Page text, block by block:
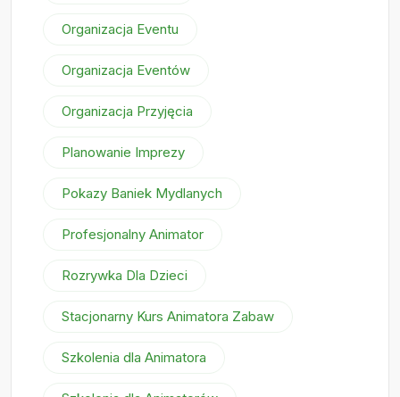
Organizacja Eventu
Organizacja Eventów
Organizacja Przyjęcia
Planowanie Imprezy
Pokazy Baniek Mydlanych
Profesjonalny Animator
Rozrywka Dla Dzieci
Stacjonarny Kurs Animatora Zabaw
Szkolenia dla Animatora